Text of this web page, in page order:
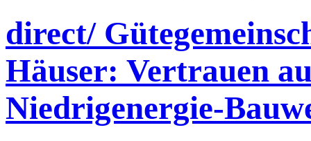
direct/
Häuser: Vertrauen
Niedrigenergie-